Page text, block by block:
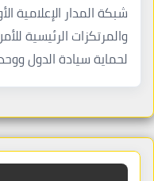
شبكة المدار الإعلامية
والمرتكزات الرئيسية
لحماية سيادة الدول